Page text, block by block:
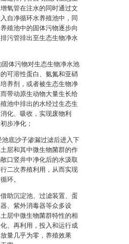
氧管在注水的同时通过文
自净循环水养殖池中，同
殖池中的固体污物逐步向
污管排出至生态生物净水
体污物对生态生物净水池
可溶性蛋白、氨氮和亚硝
养剂，或者被生态生物净
带动原生动物大量生长给
池中排出的水经过生态生
化、吸收，实现废物利
步净化；
底沙子渗漏过滤后进入下
层和其中微生物菌群的作
口竖井中净化后的水汲取
二次养殖利用，从而实现
环。
助沉淀池、过滤装置、蛋
、紫外消毒器等众多设
层中微生物菌群特性的相
、再利用，投入和运行成
量几乎为零，养殖效果